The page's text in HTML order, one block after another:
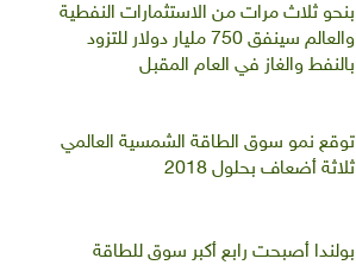
بنحو ثلاث مرات من الاستثمارات النفطية
والعالم سينفق 750 مليار دولار للتزود
بالنفط والغاز في العام المقبل
توقع نمو سوق الطاقة الشمسية العالمي
ثلاثة أضعاف بحلول 2018
بولندا أصبحت رابع أكبر سوق للطاقة